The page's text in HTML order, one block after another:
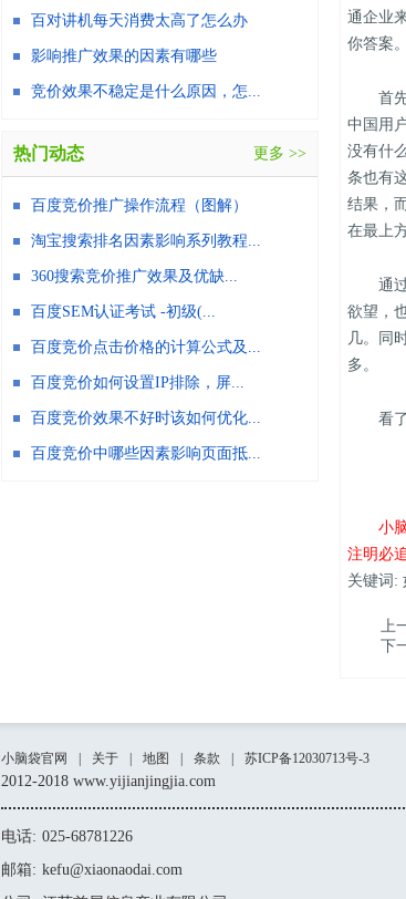
通企业
你答案。
首
中国用
没有什
条也有
结果，
在最上
通
欲望，
几。同
多。
看
小
注明必
关键词:
上
下
百对讲机每天消费太高了怎么办
影响推广效果的因素有哪些
竞价效果不稳定是什么原因，怎...
热门动态 更多 >>
百度竞价推广操作流程（图解）
淘宝搜索排名因素影响系列教程...
360搜索竞价推广效果及优缺...
百度SEM认证考试 -初级(...
百度竞价点击价格的计算公式及...
百度竞价如何设置IP排除，屏...
百度竞价效果不好时该如何优化...
百度竞价中哪些因素影响页面抵...
小脑袋官网 关于 地图 条款 苏ICP备12030713号-3
2012-2018 www.yijianjingjia.com
电话: 025-68781226
邮箱: kefu@xiaonaodai.com